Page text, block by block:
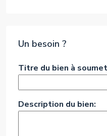
Un besoin ?
Titre du bien à
Description du bien: